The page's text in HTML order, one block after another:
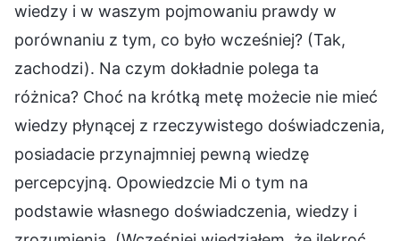
wiedzy i w waszym pojmowaniu prawdy w
porównaniu z tym, co było wcześniej? (Tak,
zachodzi). Na czym dokładnie polega ta
różnica? Choć na krótką metę możecie nie mieć
wiedzy płynącej z rzeczywistego doświadczenia,
posiadacie przynajmniej pewną wiedzę
percepcyjną. Opowiedzcie Mi o tym na
podstawie własnego doświadczenia, wiedzy i